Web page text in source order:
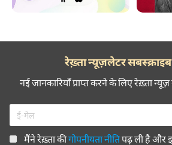
रेख़्ता न्यूज़लेटर
नई जानकारियाँ प्राप्त करने के लिए रेख़्ता
मैंने रेख़्ता कीगोपनीयता नीतिपढ़ ली है और